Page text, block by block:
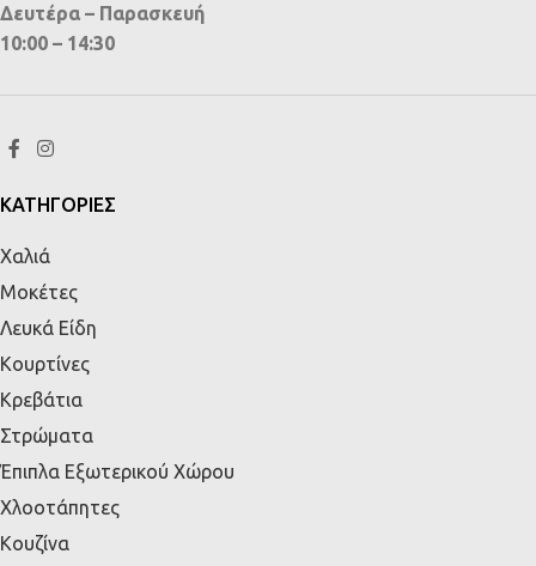
Δευτέρα – Παρασκευή
10:00 – 14:30
ΚΑΤΗΓΟΡΙΕΣ
Χαλιά
Μοκέτες
Λευκά Είδη
Κουρτίνες
Κρεβάτια
Στρώματα
Έπιπλα Εξωτερικού Χώρου
Χλοοτάπητες
Κουζίνα